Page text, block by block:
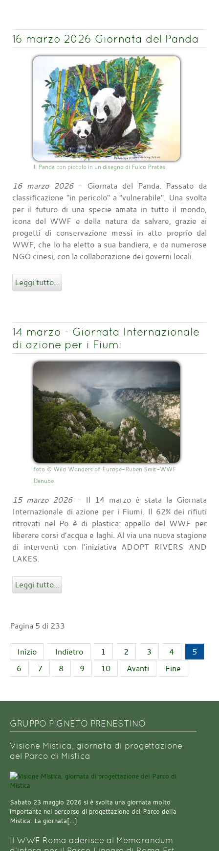
16 marzo 2026 Giornata del Panda
Il Panda con piccolo in un disegno di Fulco Pratesi
16 marzo 2026- Giornata del Panda. Passato da
classificazione "in pericolo" a "vulnerabile". Una svolta
per il futuro di una specie amata in tutto il mondo,
icona del WWF e della natura da salvare, grazie ai
progetti di conservazione messi in atto proprio dal
WWF, che lo ha eletto a sua bandiera, e da numerose
NGO cinesi, con la collaborazione dei governi locali.
Leggi tutto...
14 marzo - Giornata Internazionale
di azione per i Fiumi
foto © Wild Wonders of Europe-Ruben Smit-WWF
Danube
15 marzo 2026- Il 14 marzo è stata la Giornata
Internazionale di azione per i Fiumi. Il 62% dei rifiuti
ritrovati nel Po è di plastica: appello del WWF per
liberare corsi d’acqua e laghi. Al via una nuova stagione
di interventi con l’iniziativa ADOPT RIVERS AND
LAKES.
Leggi tutto...
Pagina 5 di 233
Inizio Indietro 1 2 3 4
5
6
7 8 9 10 Avanti Fine
GRUPPO PIGNETO PRENESTINO
Visione Mistica, giornata di progettazione
del Parco di Mistica
Sabato 23 maggio 2026 si è svolta una giornata molto
importante nel percorso di progettazione del Parco della
Mistica. La giornata[…]
Il WWF Roma aderisce al Memorandum